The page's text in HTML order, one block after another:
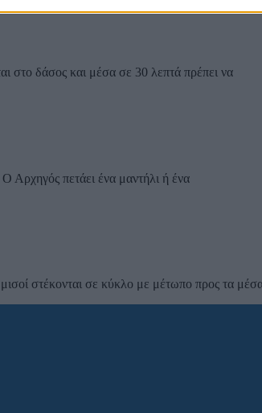
στο δάσος και μέσα σε 30 λεπτά πρέπει να
Αρχηγός πετάει ένα μαντήλι ή ένα
στέκονται σε κύκλο με μέτωπο προς τα